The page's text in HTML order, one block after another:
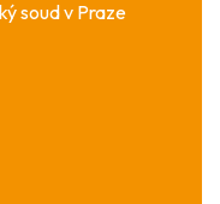
soud v Praze